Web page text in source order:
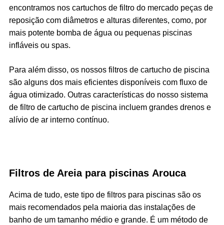
encontramos nos cartuchos de filtro do mercado peças de
reposição com diâmetros e alturas diferentes, como, por
mais potente bomba de água ou pequenas piscinas
infláveis ou spas.
Para além disso, os nossos filtros de cartucho de piscina
são alguns dos mais eficientes disponíveis com fluxo de
água otimizado. Outras características do nosso sistema
de filtro de cartucho de piscina incluem grandes drenos e
alívio de ar interno contínuo.
Filtros de Areia para piscinas Arouca
Acima de tudo, este tipo de filtros para piscinas são os
mais recomendados pela maioria das instalações de
banho de um tamanho médio e grande. É um método de